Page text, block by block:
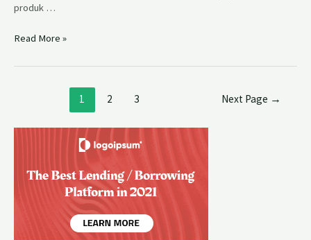
produk …
Read More »
1 2 3 Next Page →